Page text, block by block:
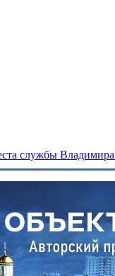
службы